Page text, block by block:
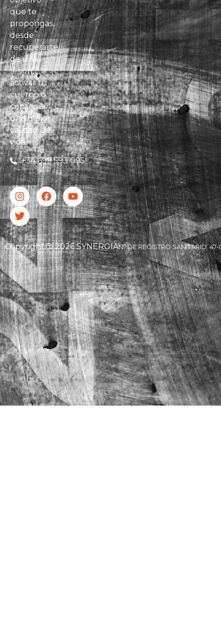
que te
propongas,
desde
recuperarte
de una
lesión,
activar tu
cuerpo o
conseguir
una mejor
calidad de
vida.
+34 699 593 095
Copyright@ 2026 SYNERGIANº DE REGISTRO SANITARIO: 47-